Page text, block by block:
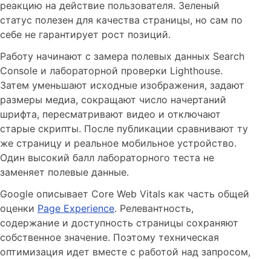
реакцию на действие пользователя. Зеленый
статус полезен для качества страницы, но сам по
себе не гарантирует рост позиций.
Работу начинают с замера полевых данных Search
Console и лабораторной проверки Lighthouse.
Затем уменьшают исходные изображения, задают
размеры медиа, сокращают число начертаний
шрифта, пересматривают видео и отключают
старые скрипты. После публикации сравнивают ту
же страницу и реальное мобильное устройство.
Один высокий балл лабораторного теста не
заменяет полевые данные.
Google описывает Core Web Vitals как часть общей
оценки Page Experience. Релевантность,
содержание и доступность страницы сохраняют
собственное значение. Поэтому техническая
оптимизация идет вместе с работой над запросом,